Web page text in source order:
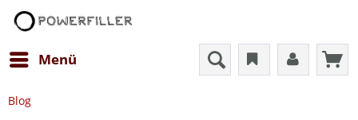
Menü
Blog